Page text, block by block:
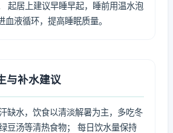
起居上建议早睡早起，睡前用温水泡
液循环，提高睡眠质量。
与补水建议
缺水，饮食以清淡解暑为主，多吃冬
豆汤等清热食物； 每日饮水量保持